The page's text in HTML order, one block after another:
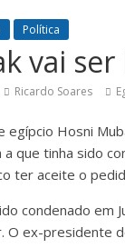
Política
vai
Ricardo Soares
Hosni
que tinha sido
ter aceite o
condenado em
O ex-presidente